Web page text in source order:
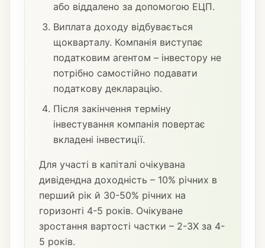
або віддалено за допомогою ЕЦП.
Виплата доходу відбувається
щокварталу. Компанія виступає
податковим агентом – інвестору не
потрібно самостійно подавати
податкову декларацію.
Після закінчення терміну
інвестування компанія повертає
вкладені інвестиції.
Для участі в капіталі очікувана
дивідендна доходність – 10% річних в
перший рік й 30-50% річних на
горизонті 4-5 років. Очікуване
зростання вартості частки – 2-3Х за 4-
5 років.